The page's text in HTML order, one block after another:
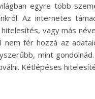
egyre több
Az internetes
vagy más
nem fér hozzá az
mint
Kétlépéses